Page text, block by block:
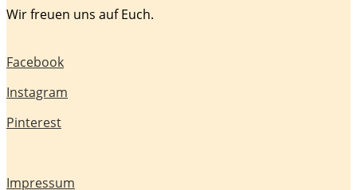
Wir freuen uns auf Euch.
Facebook
Instagram
Pinterest
Impressum